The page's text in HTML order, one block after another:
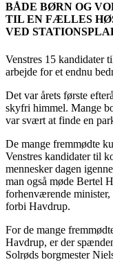
BÅDE BØRN OG
TIL EN FÆLLES
VED
Venstres 15 kandidater
arbejde for et endnu
Det var årets første
skyfri himmel. Mange
var svært at finde en
De mange fremmødte
Venstres kandidater til
mennesker dagen
man også møde Bertel
forhenværende minister,
forbi Havdrup.
For de mange
Havdrup, er der
Solrøds borgmester